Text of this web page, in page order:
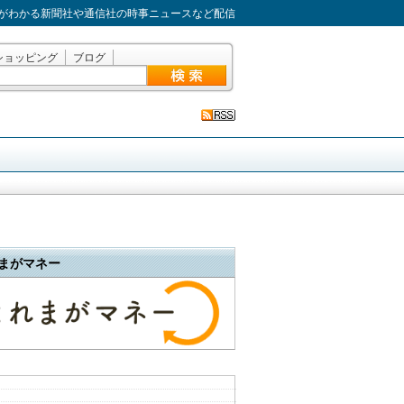
わかる新聞社や通信社の時事ニュースなど配信
ョッピング ブログ
がマネー